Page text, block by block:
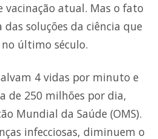
vacinação atual. Mas o fato
soluções da ciência que
último século.
4 vidas por minuto e
de 250 milhões por dia,
Mundial da Saúde (OMS).
infecciosas, diminuem o